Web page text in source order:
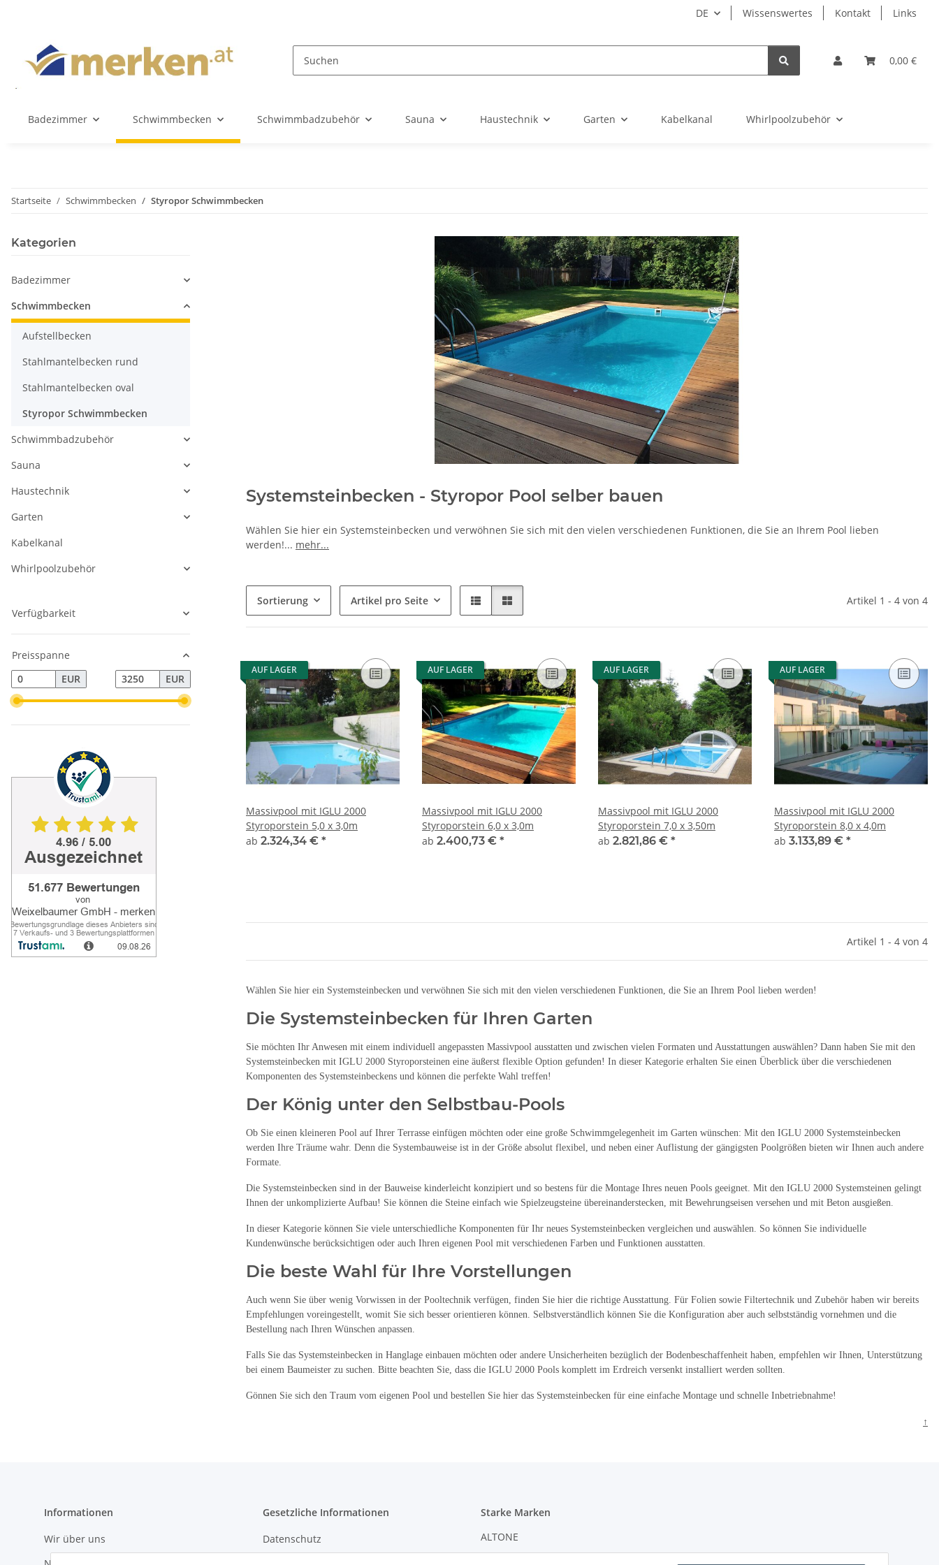
DE Wissenswertes Kontakt Links
0,00 €
Badezimmer Schwimmbecken Schwimmbadzubehör Sauna Haustechnik Garten Kabelkanal Whirlpoolzubehör
Startseite Schwimmbecken Styropor Schwimmbecken
Systemsteinbecken - Styropor Pool selber bauen
Wählen Sie hier ein Systemsteinbecken und verwöhnen Sie sich mit den vielen verschiedenen Funktionen, die Sie an Ihrem Pool lieben
werden!... mehr...
Sortierung Artikel pro Seite Artikel 1 - 4 von 4
AUF LAGER
Massivpool mit IGLU 2000
Styroporstein 5,0 x 3,0m
ab 2.324,34 € *
AUF LAGER
Massivpool mit IGLU 2000
Styroporstein 6,0 x 3,0m
ab 2.400,73 € *
AUF LAGER
Massivpool mit IGLU 2000
Styroporstein 7,0 x 3,50m
ab 2.821,86 € *
AUF LAGER
Massivpool mit IGLU 2000
Styroporstein 8,0 x 4,0m
ab 3.133,89 € *
Artikel 1 - 4 von 4
Wählen Sie hier ein Systemsteinbecken und verwöhnen Sie sich mit den vielen verschiedenen Funktionen, die Sie an Ihrem Pool lieben werden!
Die Systemsteinbecken für Ihren Garten
Sie möchten Ihr Anwesen mit einem individuell angepassten Massivpool ausstatten und zwischen vielen Formaten und Ausstattungen auswählen? Dann haben Sie mit den
Systemsteinbecken mit IGLU 2000 Styroporsteinen eine äußerst flexible Option gefunden! In dieser Kategorie erhalten Sie einen Überblick über die verschiedenen
Komponenten des Systemsteinbeckens und können die perfekte Wahl treffen!
Der König unter den Selbstbau-Pools
Ob Sie einen kleineren Pool auf Ihrer Terrasse einfügen möchten oder eine große Schwimmgelegenheit im Garten wünschen: Mit den IGLU 2000 Systemsteinbecken
werden Ihre Träume wahr. Denn die Systembauweise ist in der Größe absolut flexibel, und neben einer Auflistung der gängigsten Poolgrößen bieten wir Ihnen auch andere
Formate.
Die Systemsteinbecken sind in der Bauweise kinderleicht konzipiert und so bestens für die Montage Ihres neuen Pools geeignet. Mit den IGLU 2000 Systemsteinen gelingt
Ihnen der unkomplizierte Aufbau! Sie können die Steine einfach wie Spielzeugsteine übereinanderstecken, mit Bewehrungseisen versehen und mit Beton ausgießen.
In dieser Kategorie können Sie viele unterschiedliche Komponenten für Ihr neues Systemsteinbecken vergleichen und auswählen. So können Sie individuelle
Kundenwünsche berücksichtigen oder auch Ihren eigenen Pool mit verschiedenen Farben und Funktionen ausstatten.
Die beste Wahl für Ihre Vorstellungen
Auch wenn Sie über wenig Vorwissen in der Pooltechnik verfügen, finden Sie hier die richtige Ausstattung. Für Folien sowie Filtertechnik und Zubehör haben wir bereits
Empfehlungen voreingestellt, womit Sie sich besser orientieren können. Selbstverständlich können Sie die Konfiguration aber auch selbstständig vornehmen und die
Bestellung nach Ihren Wünschen anpassen.
Falls Sie das Systemsteinbecken in Hanglage einbauen möchten oder andere Unsicherheiten bezüglich der Bodenbeschaffenheit haben, empfehlen wir Ihnen, Unterstützung
bei einem Baumeister zu suchen. Bitte beachten Sie, dass die IGLU 2000 Pools komplett im Erdreich versenkt installiert werden sollten.
Gönnen Sie sich den Traum vom eigenen Pool und bestellen Sie hier das Systemsteinbecken für eine einfache Montage und schnelle Inbetriebnahme!
↑
Kategorien
Badezimmer
Schwimmbecken
Aufstellbecken
Stahlmantelbecken rund
Stahlmantelbecken oval
Styropor Schwimmbecken
Schwimmbadzubehör
Sauna
Haustechnik
Garten
Kabelkanal
Whirlpoolzubehör
Verfügbarkeit
Preisspanne
EUR
EUR
Informationen
Wir über uns
Gesetzliche Informationen
Datenschutz
Starke Marken
ALTONE